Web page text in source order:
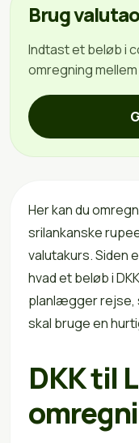
Brug
Indtast et beløb i
omregning mellem
Her kan du
srilankanske
valutakurs. Siden
hvad et beløb i
planlægger rejse,
skal bruge en
DKK til